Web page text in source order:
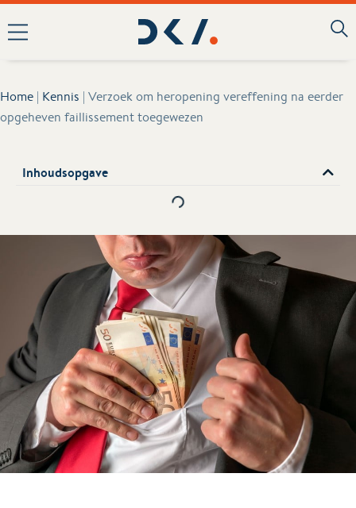
Home | Kennis | Verzoek om heropening vereffening na eerder
opgeheven faillissement toegewezen
Inhoudsopgave